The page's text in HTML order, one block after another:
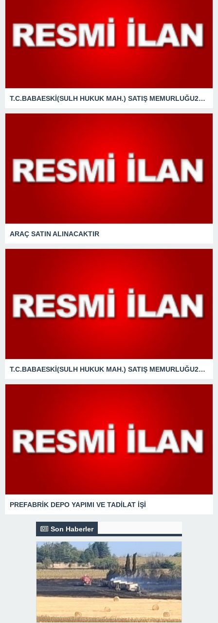
T.C.BABAESKİ(SULH HUKUK MAH.) SATIŞ MEMURLUĞU2025/77 SATIŞTAŞINMAZIN GAZETE VEYA İNTERNET HABER SİTESİ İLANI
ARAÇ SATIN ALINACAKTIR
T.C.BABAESKİ(SULH HUKUK MAH.) SATIŞ MEMURLUĞU2025/3 SATIŞTAŞINMAZIN GAZETE VEYA İNTERNET HABER SİTESİ İLANI
PREFABRİK DEPO YAPIMI VE TADİLAT İŞİ
Son Haberler